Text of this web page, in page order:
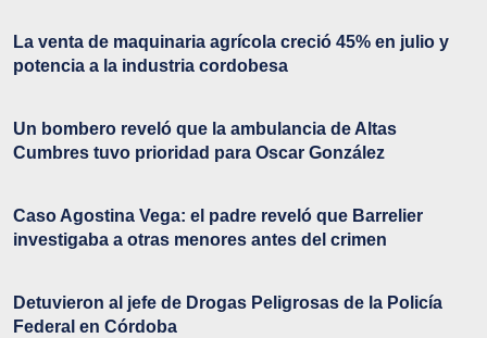
La venta de maquinaria agrícola creció 45% en julio y
potencia a la industria cordobesa
Un bombero reveló que la ambulancia de Altas
Cumbres tuvo prioridad para Oscar González
Caso Agostina Vega: el padre reveló que Barrelier
investigaba a otras menores antes del crimen
Detuvieron al jefe de Drogas Peligrosas de la Policía
Federal en Córdoba